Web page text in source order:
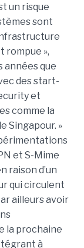
un risque
sont
rompue »,
années que
des start-
et
comme la
Singapour. »
et S-Mime
raison d’un
qui circulent
ailleurs avoir
la prochaine
à